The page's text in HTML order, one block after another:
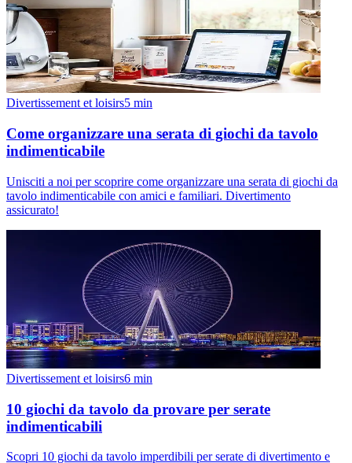
Divertissement et loisirs5 min
Come organizzare una serata di giochi da tavolo
indimenticabile
Unisciti a noi per scoprire come organizzare una serata di giochi da
tavolo indimenticabile con amici e familiari. Divertimento
assicurato!
Divertissement et loisirs6 min
10 giochi da tavolo da provare per serate
indimenticabili
Scopri 10 giochi da tavolo imperdibili per serate di divertimento e